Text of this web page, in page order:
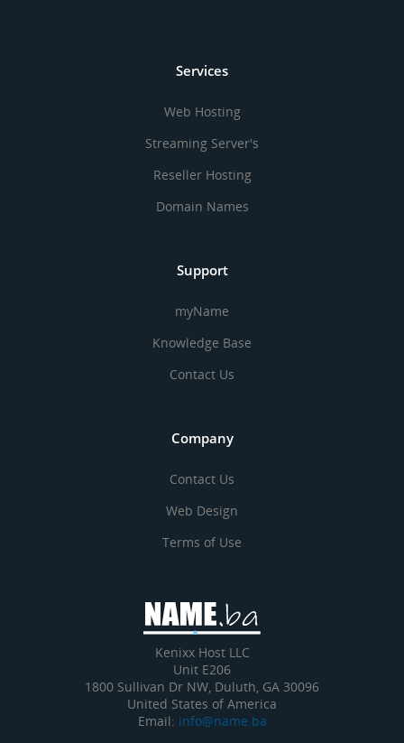
Services
Web Hosting
Streaming Server's
Reseller Hosting
Domain Names
Support
myName
Knowledge Base
Contact Us
Company
Contact Us
Web Design
Terms of Use
Kenixx Host LLC
Unit E206
1800 Sullivan Dr NW, Duluth, GA 30096
United States of America
Email: info@name.ba